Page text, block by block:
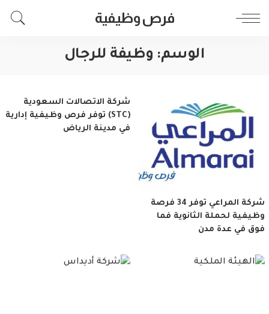
فرص وظيفية
الوسم: وظيفة للرجال
شركة المراعي توفر 34 فرصة
وظيفية لحملة الثانوية فما
فوق في عدة مدن
شركة الاتصالات السعودية
(STC) توفر فرص وظيفية إدارية
في مدينة الرياض